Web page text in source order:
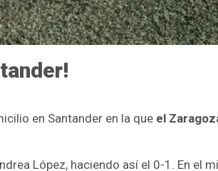
en Santander en la que el
López, haciendo así el 0-1. En el